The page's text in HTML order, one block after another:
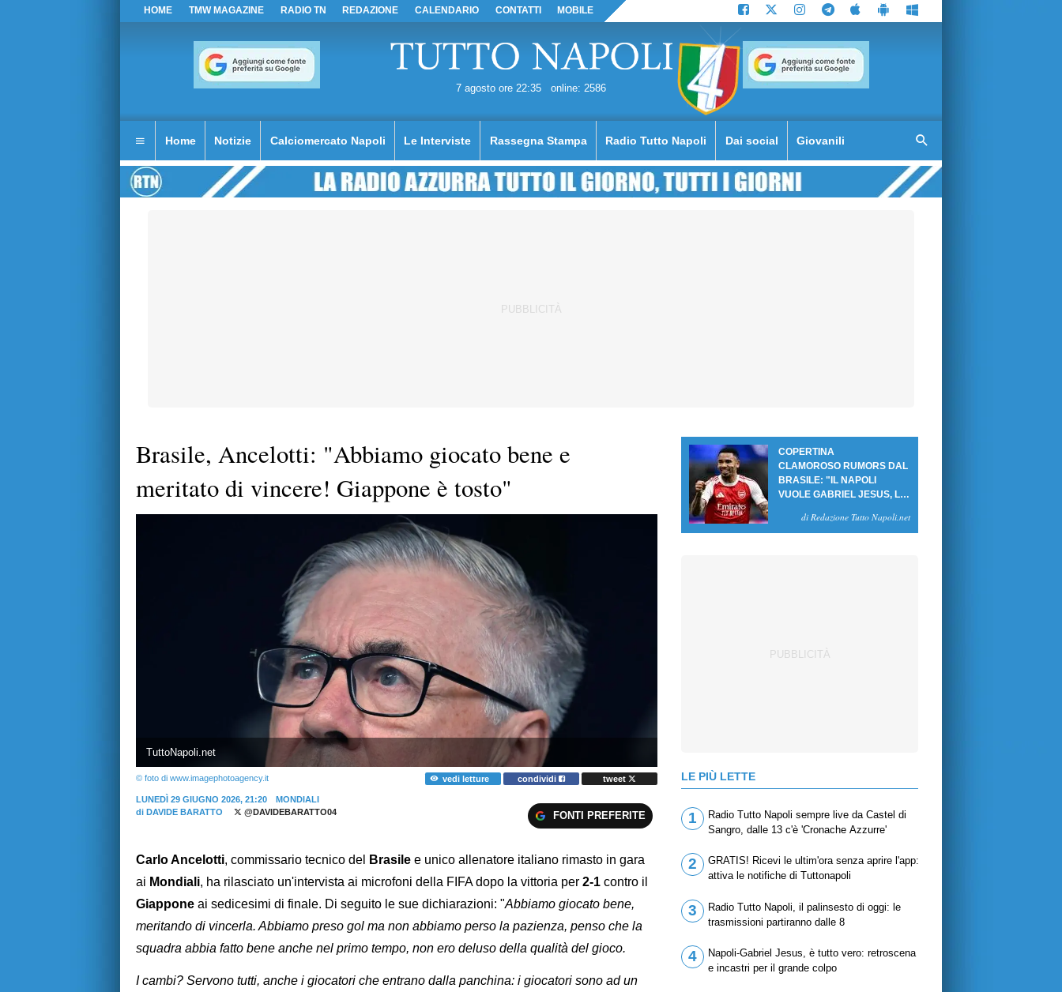
HOME TMW MAGAZINE RADIO TN REDAZIONE CALENDARIO CONTATTI MOBILE
7 agosto ore 22:35 online: 2586
Home Notizie Calciomercato Napoli Le Interviste Rassegna Stampa Radio Tutto Napoli Dai social Giovanili
Brasile, Ancelotti: "Abbiamo giocato bene e
meritato di vincere! Giappone è tosto"
TuttoNapoli.net
© foto di www.imagephotoagency.it vedi letture condividi tweet
LUNEDÌ 29 GIUGNO 2026, 21:20
MONDIALI
di DAVIDE BARATTO @DAVIDEBARATTO04 FONTI PREFERITE
Carlo Ancelotti, commissario tecnico del Brasile e unico allenatore italiano rimasto in gara
ai Mondiali, ha rilasciato un'intervista ai microfoni della FIFA dopo la vittoria per 2-1 contro il
Giappone ai sedicesimi di finale. Di seguito le sue dichiarazioni: "Abbiamo giocato bene,
meritando di vincerla. Abbiamo preso gol ma non abbiamo perso la pazienza, penso che la
squadra abbia fatto bene anche nel primo tempo, non ero deluso della qualità del gioco.
I cambi? Servono tutti, anche i giocatori che entrano dalla panchina: i giocatori sono ad un
COPERTINA
CLAMOROSO RUMORS DAL
BRASILE: "IL NAPOLI
VUOLE GABRIEL JESUS, LE
di Redazione Tutto Napoli.net
LE PIÙ LETTE
1
Radio Tutto Napoli sempre live da Castel di
Sangro, dalle 13 c'è 'Cronache Azzurre'
2
GRATIS! Ricevi le ultim'ora senza aprire l'app:
attiva le notifiche di Tuttonapoli
3
Radio Tutto Napoli, il palinsesto di oggi: le
trasmissioni partiranno dalle 8
4
Napoli-Gabriel Jesus, è tutto vero: retroscena
e incastri per il grande colpo